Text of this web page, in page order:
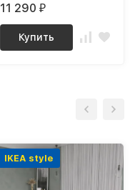
11 290 ₽
Купить
IKEA style